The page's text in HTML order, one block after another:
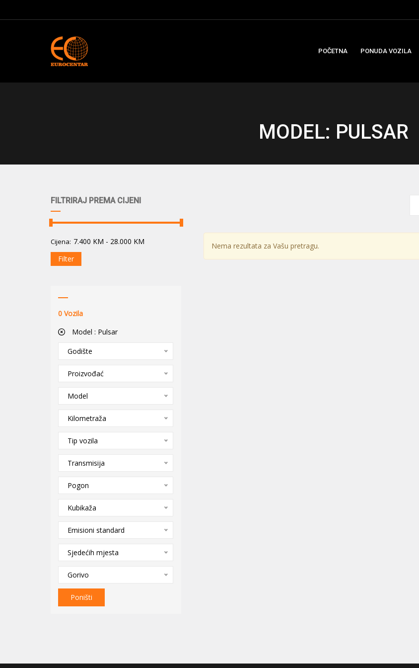
POČETNA PONUDA VOZILA
MODEL: PULSAR
FILTRIRAJ PREMA CIJENI
Cijena: 7.400 KM - 28.000 KM
Filter
0 Vozila
Model : Pulsar
Godište
Proizvođać
Model
Kilometraža
Tip vozila
Transmisija
Pogon
Kubikaža
Emisioni standard
Sjedećih mjesta
Gorivo
Poništi
Nema rezultata za Vašu pretragu.